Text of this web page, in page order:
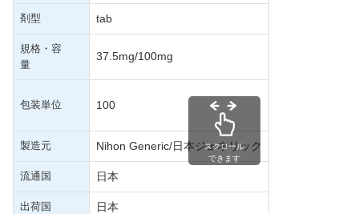
剤型 tab
規格・容
量
37.5mg/100mg
包装単位 100
製造元 Nihon Generic/日本ジェネリック
流通国 日本
出荷国 日本
スクロール
できます